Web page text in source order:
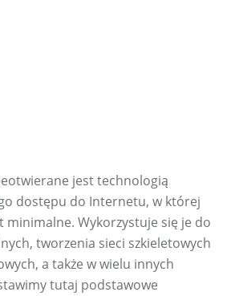
jest technologią
dostępu do Internetu, w której
minimalne. Wykorzystuje się je do
tworzenia sieci szkieletowych
a także w wielu innych
tutaj podstawowe